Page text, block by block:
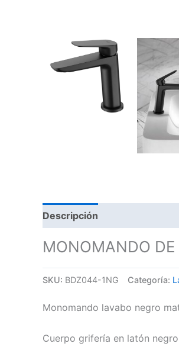
Descripción
MONOMANDO DE
SKU: BDZ044-1NG Categoría:
Monomando lavabo negro
Cuerpo grifería en latón